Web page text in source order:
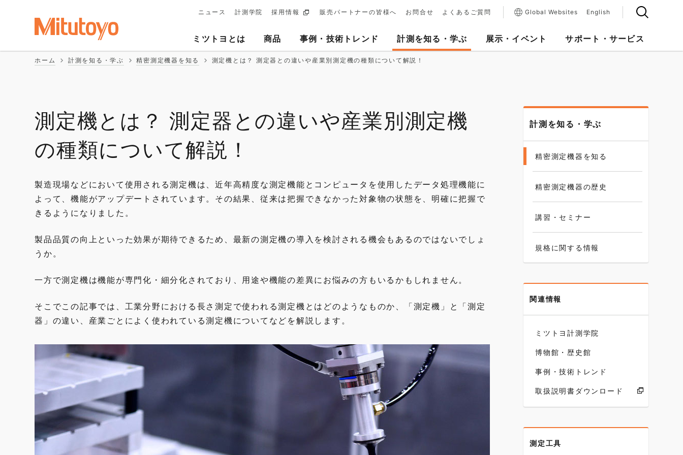
Secondary
Navigation
ミツトヨとは 商品 事例・技術トレンド 計測を知る・学ぶ 展示・イベント サポート・サービス
メ
イ
ン
ビ
ゲ
ニュース 計測学院 採用情報 販売パートナーの皆様へ お問合せ よくあるご質問 Global Websites English
ホーム 計測を知る・学ぶ 精密測定機器を知る 測定機とは？ 測定器との違いや産業別測定機の種類について解説！
測定機とは？ 測定器との違いや産業別測定機
の種類について解説！
製造現場などにおいて使用される測定機は、近年高精度な測定機能とコンピュータを使用したデータ処理機能に
よって、機能がアップデートされています。その結果、従来は把握できなかった対象物の状態を、明確に把握で
きるようになりました。
製品品質の向上といった効果が期待できるため、最新の測定機の導入を検討される機会もあるのではないでしょ
うか。
一方で測定機は機能が専門化・細分化されており、用途や機能の差異にお悩みの方もいるかもしれません。
そこでこの記事では、工業分野における長さ測定で使われる測定機とはどのようなものか、「測定機」と「測定
器」の違い、産業ごとによく使われている測定機についてなどを解説します。
計測を知る・学ぶ
精密測定機器を知る
精密測定機器の歴史
講習・セミナー
規格に関する情報
関連情報
ミツトヨ計測学院
博物館・歴史館
事例・技術トレンド
取扱説明書ダウンロード
測定工具